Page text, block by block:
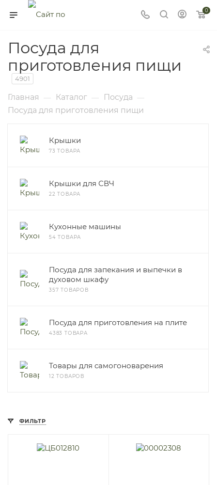
0
Посуда для
приготовления пищи
4901
Главная — Каталог — Посуда —
Посуда для приготовления пищи
Крышки
73 ТОВАРА
Крышки для СВЧ
22 ТОВАРА
Кухонные машины
54 ТОВАРА
Посуда для запекания и выпечки в
духовом шкафу
357 ТОВАРОВ
Посуда для приготовления на плите
4383 ТОВАРА
Товары для самогоноварения
12 ТОВАРОВ
ФИЛЬТР